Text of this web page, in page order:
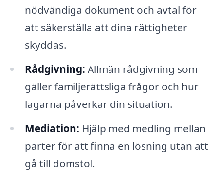
nödvändiga dokument och avtal för
att säkerställa att dina rättigheter
skyddas.
Rådgivning: Allmän rådgivning som
gäller familjerättsliga frågor och hur
lagarna påverkar din situation.
Mediation: Hjälp med medling mellan
parter för att finna en lösning utan att
gå till domstol.